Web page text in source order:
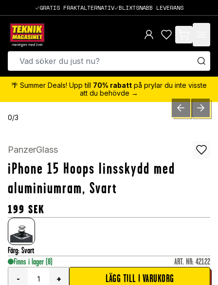
GRATIS FRAKTALTERNATIV BLIXTSNABB LEVERANS
items in cart,
🌴 Summer Deals! Upp till 70% rabatt på prylar du inte visste
att du behövde →
0/3 PREVIOUSNEXT
PanzerGlass
iPhone 15 Hoops linsskydd med
aluminiumram, Svart
199 SEK
Färg: Svart
Finns i lager (8) ART. NR: 42122
-
+ LÄGG TILL I VARUKORG